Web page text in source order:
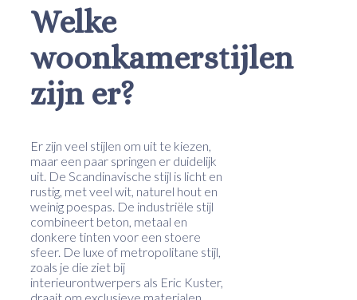
Welke
woonkamerstijlen
zijn er?
Er zijn veel stijlen om uit te kiezen,
maar een paar springen er duidelijk
uit. De Scandinavische stijl is licht en
rustig, met veel wit, naturel hout en
weinig poespas. De industriële stijl
combineert beton, metaal en
donkere tinten voor een stoere
sfeer. De luxe of metropolitane stijl,
zoals je die ziet bij
interieurontwerpers als Eric Kuster,